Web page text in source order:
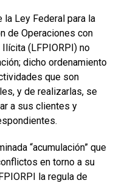
Ley Federal para la
de Operaciones con
(LFPIORPI) no
dicho ordenamiento
que son
y de realizarlas, se
a sus clientes y
“acumulación” que
en torno a su
la regula de